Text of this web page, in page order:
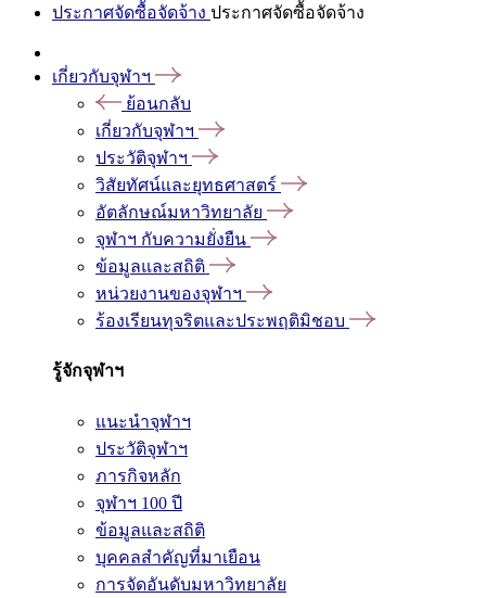
ประกาศจัดซื้อจัดจ้าง ประกาศจัดซื้อจัดจ้าง
เกี่ยวกับจุฬาฯ
ย้อนกลับ
เกี่ยวกับจุฬาฯ
ประวัติจุฬาฯ
วิสัยทัศน์และยุทธศาสตร์
อัตลักษณ์มหาวิทยาลัย
จุฬาฯ กับความยั่งยืน
ข้อมูลและสถิติ
หน่วยงานของจุฬาฯ
ร้องเรียนทุจริตและประพฤติมิชอบ
รู้จักจุฬาฯ
แนะนำจุฬาฯ
ประวัติจุฬาฯ
ภารกิจหลัก
จุฬาฯ 100 ปี
ข้อมูลและสถิติ
บุคคลสำคัญที่มาเยือน
การจัดอันดับมหาวิทยาลัย